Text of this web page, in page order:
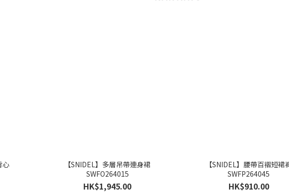
心
【SNIDEL】多層吊帶連身裙
SWFO264015
HK$1,945.00
【SNIDEL】腰帶百褶短裙
SWFP264045
HK$910.00